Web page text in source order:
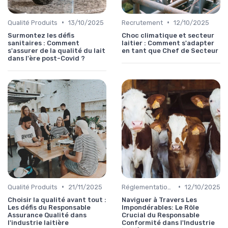
Qualité Produits • 13/10/2025
Surmontez les défis
sanitaires : Comment
s'assurer de la qualité du lait
dans l'ère post-Covid ?
Recrutement • 12/10/2025
Choc climatique et secteur
laitier : Comment s'adapter
en tant que Chef de Secteur
Qualité Produits •
21/11/2025
Choisir la qualité avant tout :
Les défis du Responsable
Assurance Qualité dans
l'industrie laitière
• 12/10/2025
Naviguer à Travers Les
Impondérables: Le Rôle
Crucial du Responsable
Conformité dans l'Industrie